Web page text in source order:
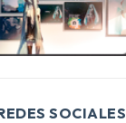
SOCIALES